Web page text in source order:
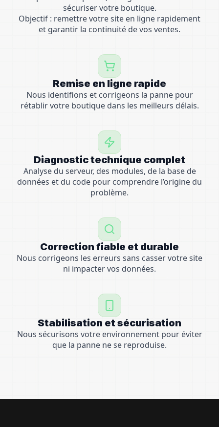
sécuriser votre boutique.
Objectif : remettre votre site en ligne rapidement
et garantir la continuité de vos ventes.
Remise en ligne rapide
Nous identifions et corrigeons la panne pour
rétablir votre boutique dans les meilleurs délais.
Diagnostic technique complet
Analyse du serveur, des modules, de la base de
données et du code pour comprendre l’origine du
problème.
Correction fiable et durable
Nous corrigeons les erreurs sans casser votre site
ni impacter vos données.
Stabilisation et sécurisation
Nous sécurisons votre environnement pour éviter
que la panne ne se reproduise.